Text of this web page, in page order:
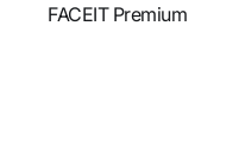
FACEIT Premium